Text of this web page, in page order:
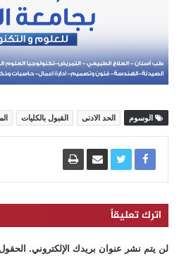
الوسوم الحد الادنى القبول بالكليات
اترك تعليقاً
لن يتم نشر عنوان بريدك الإلكتروني.